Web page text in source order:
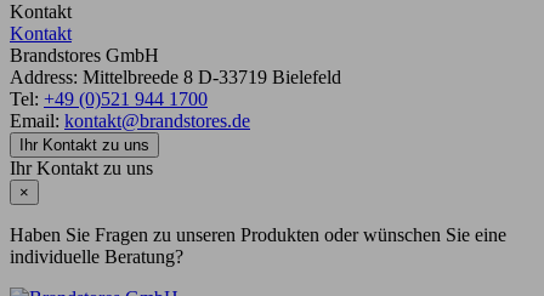
Kontakt
Kontakt
Brandstores GmbH
Address: Mittelbreede 8 D-33719 Bielefeld
Tel: +49 (0)521 944 1700
Email: kontakt@brandstores.de
Ihr Kontakt zu uns
Ihr Kontakt zu uns
×
Haben Sie Fragen zu unseren Produkten oder wünschen Sie eine
individuelle Beratung?